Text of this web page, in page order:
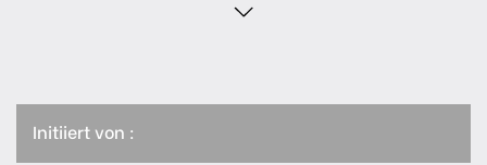
Initiiert von :